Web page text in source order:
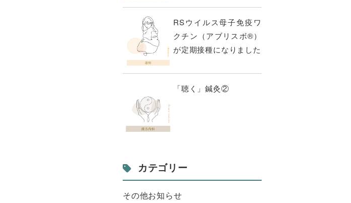
RSウイルス母子免疫ワ
クチン（アブリスボ®）
が定期接種になりました
「聴く」鍼灸②
カテゴリー
その他お知らせ